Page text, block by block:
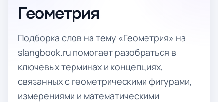
Геометрия
Подборка слов на тему «Геометрия» на
slangbook.ru помогает разобраться в
ключевых терминах и концепциях,
связанных с геометрическими фигурами,
измерениями и математическими